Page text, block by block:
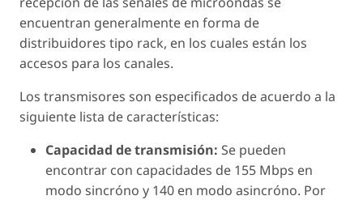
encuentran generalmente en forma de
distribuidores tipo rack, en los cuales están los
accesos para los canales.
Los transmisores son especificados de acuerdo a la
siguiente lista de características:
Capacidad de transmisión: Se pueden
encontrar con capacidades de 155 Mbps en
modo sincróno y 140 en modo asincróno. Por